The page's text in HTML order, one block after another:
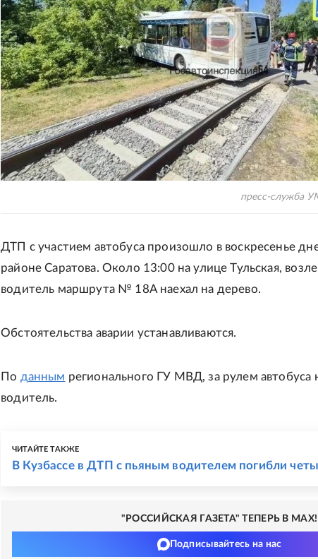
пресс-служба
ДТП с участием автобуса произошло в воскресенье
районе Саратова. Около 13:00 на улице Тульская,
водитель маршрута № 18А наехал на дерево.
Обстоятельства аварии устанавливаются.
По данным регионального ГУ МВД, за рулем автобуса
водитель.
ЧИТАЙТЕ ТАКЖЕ
В Кузбассе в ДТП с пьяным водителем погибли
"РОССИЙСКАЯ ГАЗЕТА" ТЕПЕРЬ В MAX!
Подписывайтесь на нас